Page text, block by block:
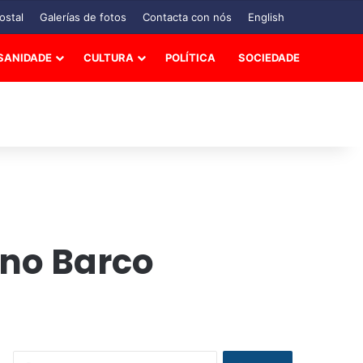
Galerías de fotos Contacta con nós English
CULTURA POLÍTICA SOCIEDADE
Barco